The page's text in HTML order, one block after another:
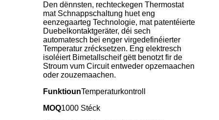
Den dënnsten, rechteckegen Thermostat
mat Schnappschaltung huet eng
eenzegaarteg Technologie, mat patentéierte
Duebelkontaktgeräter, déi sech
automatesch bei enger virgedefinéierter
Temperatur zrécksetzen. Eng elektresch
isoléiert Bimetallscheif gëtt benotzt fir de
Stroum vum Circuit entweder opzemaachen
oder zouzemaachen.
FunktiounTemperaturkontroll
MOQ1000 Stéck